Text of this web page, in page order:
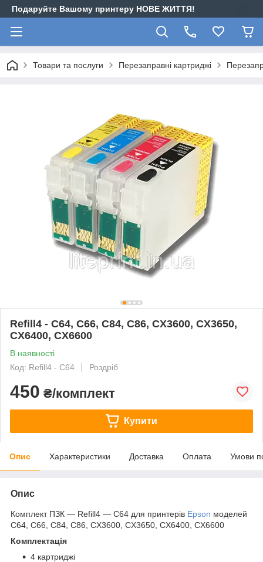
Подаруйте Вашому принтеру НОВЕ ЖИТТЯ!
Товари та послуги Перезаправні картриджі
Refill4 - C64, C66, C84, C86, CX3600, CX3650,
CX6400, CX6600
В наявності
Код: Refill4 - C64
Роздріб
450 ₴/комплект
Купити
Опис Характеристики Доставка Оплата Умови
Опис
Комплект ПЗК — Refill4 — C64 для принтерів Epson моделей
C64, C66, C84, C86, CX3600, CX3650, CX6400, CX6600
Комплектація
4 картриджі